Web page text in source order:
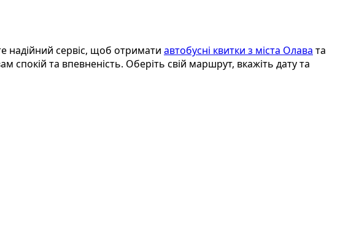
надійний сервіс, щоб отримати автобусні квитки з міста Олава та
та впевненість. Оберіть свій маршрут, вкажіть дату та